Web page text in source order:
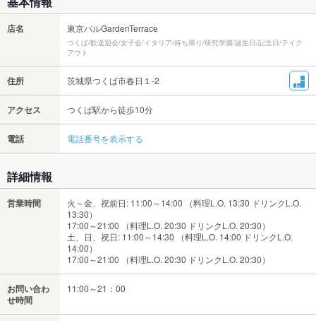
店名 東京バルGardenTerrace
つくば/歓送迎会/女子会/イタリア/持ち帰り/研究学園/誕生日/記念日/テイク
アウト
住所 茨城県つくば市春日１-2
アクセス つくば駅から徒歩10分
電話 電話番号を表示する
詳細情報
営業時間
火～金、祝前日: 11:00～14:00 （料理L.O. 13:30 ドリンクL.O.
13:30）
17:00～21:00 （料理L.O. 20:30 ドリンクL.O. 20:30）
土、日、祝日: 11:00～14:30 （料理L.O. 14:00 ドリンクL.O.
14:00）
17:00～21:00 （料理L.O. 20:30 ドリンクL.O. 20:30）
お問い合わ
せ時間
11:00～21：00